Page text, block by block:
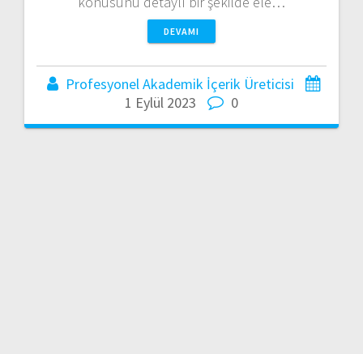
DEVAMI
Profesyonel Akademik İçerik Üreticisi
1 Eylül 2023
0